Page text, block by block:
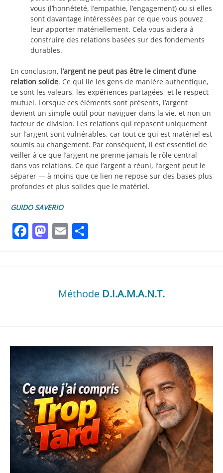
vous (l’honnêteté, l’empathie, l’engagement) ou si elles
sont davantage intéressées par ce que vous pouvez
leur apporter matériellement. Cela vous aidera à
construire des relations basées sur des fondements
durables.
En conclusion, l’argent ne peut pas être le ciment d’une
relation solide. Ce qui lie les gens de manière authentique,
ce sont les valeurs, les expériences partagées, et le respect
mutuel. Lorsque ces éléments sont présents, l’argent
devient un simple outil pour naviguer dans la vie, et non un
facteur de division. Les relations qui reposent uniquement
sur l’argent sont vulnérables, car tout ce qui est matériel est
soumis au changement. Par conséquent, il est essentiel de
veiller à ce que l’argent ne prenne jamais le rôle central
dans vos relations. Ce que l’argent a réuni, l’argent peut le
séparer — à moins que ce lien ne repose sur des bases plus
profondes et plus solides que le matériel.
GUIDO SAVERIO
Facebook
Mastodon
Email
Méthode D.I.A.M.A.N.T.